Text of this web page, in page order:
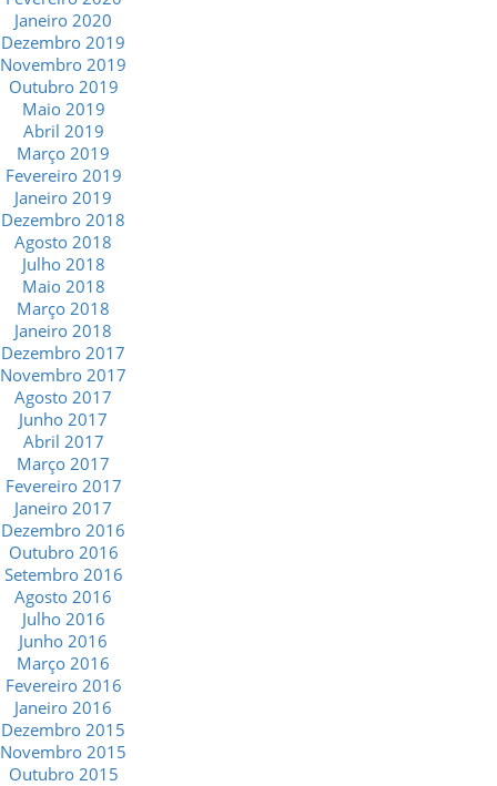
Janeiro 2020
Dezembro 2019
Novembro 2019
Outubro 2019
Maio 2019
Abril 2019
Março 2019
Fevereiro 2019
Janeiro 2019
Dezembro 2018
Agosto 2018
Julho 2018
Maio 2018
Março 2018
Janeiro 2018
Dezembro 2017
Novembro 2017
Agosto 2017
Junho 2017
Abril 2017
Março 2017
Fevereiro 2017
Janeiro 2017
Dezembro 2016
Outubro 2016
Setembro 2016
Agosto 2016
Julho 2016
Junho 2016
Março 2016
Fevereiro 2016
Janeiro 2016
Dezembro 2015
Novembro 2015
Outubro 2015